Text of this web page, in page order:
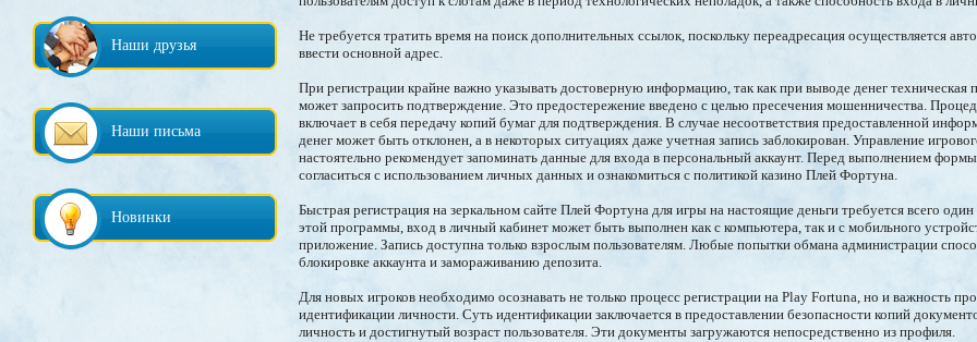
Наши друзья
Наши письма
Новинки
Не требуется тратить время на поиск дополнительных ссылок, поскольку переадресация осуществляется
ввести основной адрес.
При регистрации крайне важно указывать достоверную информацию, так как при выводе денег техническая
может запросить подтверждение. Это предостережение введено с целью пресечения мошенничества.
включает в себя передачу копий бумаг для подтверждения. В случае несоответствия предоставленной
денег может быть отклонен, а в некоторых ситуациях даже учетная запись заблокирован. Управление
настоятельно рекомендует запоминать данные для входа в персональный аккаунт. Перед выполнением
согласиться с использованием личных данных и ознакомиться с политикой казино Плей Фортуна.
Быстрая регистрация на зеркальном сайте Плей Фортуна для игры на настоящие деньги требуется всего
этой программы, вход в личный кабинет может быть выполнен как с компьютера, так и с мобильного
приложение. Запись доступна только взрослым пользователям. Любые попытки обмана администрации
блокировке аккаунта и замораживанию депозита.
Для новых игроков необходимо осознавать не только процесс регистрации на Play Fortuna, но и важность
идентификации личности. Суть идентификации заключается в предоставлении безопасности копий
личность и достигнутый возраст пользователя. Эти документы загружаются непосредственно из профиля.